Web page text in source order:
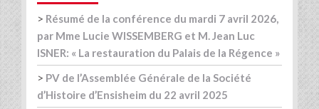
> Résumé de la conférence du mardi 7 avril 2026,
par Mme Lucie WISSEMBERG et M. Jean Luc
ISNER: « La restauration du Palais de la Régence »
> PV de l’Assemblée Générale de la Société
d’Histoire d’Ensisheim du 22 avril 2025